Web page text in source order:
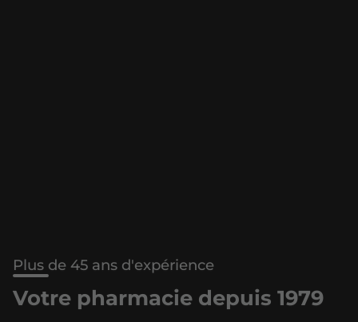
Plus de 45 ans d'expérience
Votre pharmacie depuis 1979